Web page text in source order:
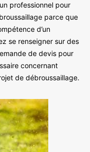
professionnel pour
parce que
d’un
se renseigner sur des
de devis pour
concernant
de débroussaillage.